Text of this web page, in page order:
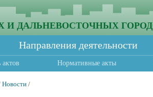
И ДАЛЬНЕВОСТОЧНЫХ
Направления деятельности
актов Нормативные акты
Новости /